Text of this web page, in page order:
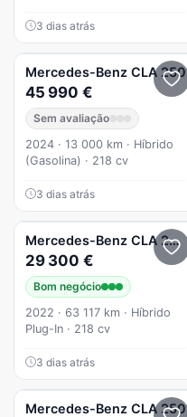
3 dias atrás
Mercedes-Benz CLA 250
45 990 €
Sem avaliação
2024 · 13 000 km · Híbrido
(Gasolina) · 218 cv
3 dias atrás
Mercedes-Benz CLA 250
29 300 €
Bom negócio
2022 · 63 117 km · Híbrido
Plug-In · 218 cv
3 dias atrás
Mercedes-Benz CLA 250